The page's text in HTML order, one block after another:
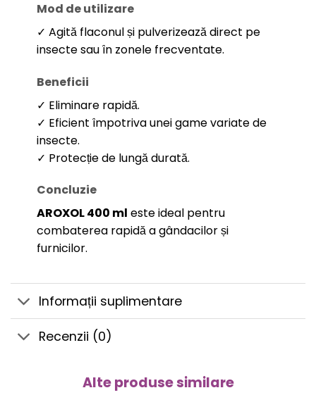
Mod de utilizare
✓ Agită flaconul și pulverizează direct pe
insecte sau în zonele frecventate.
Beneficii
✓ Eliminare rapidă.
✓ Eficient împotriva unei game variate de
insecte.
✓ Protecție de lungă durată.
Concluzie
AROXOL 400 ml este ideal pentru
combaterea rapidă a gândacilor și
furnicilor.
Informații suplimentare
Recenzii (0)
Alte produse similare